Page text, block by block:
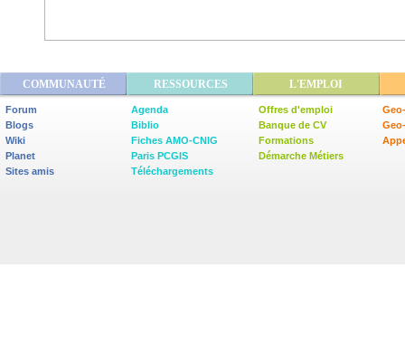
COMMUNAUTÉ RESSOURCES L'EMPLOI
Forum
Blogs
Wiki
Planet
Sites amis
Agenda
Biblio
Fiches AMO-CNIG
Paris PCGIS
Téléchargements
Offres d'emploi
Banque de CV
Formations
Démarche Métiers